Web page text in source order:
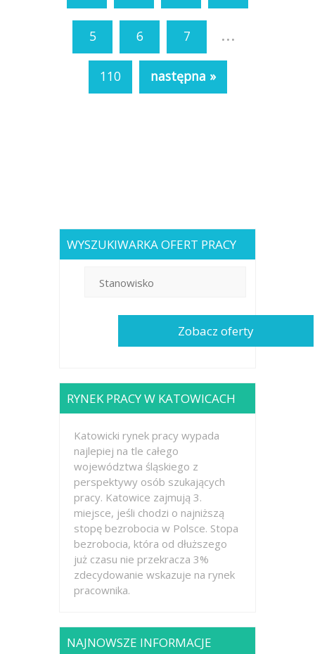
5 6 7 ...
110 następna »
WYSZUKIWARKA OFERT PRACY
RYNEK PRACY W KATOWICACH
Katowicki rynek pracy wypada
najlepiej na tle całego
województwa śląskiego z
perspektywy osób szukających
pracy. Katowice zajmują 3.
miejsce, jeśli chodzi o najniższą
stopę bezrobocia w Polsce. Stopa
bezrobocia, która od dłuższego
już czasu nie przekracza 3%
zdecydowanie wskazuje na rynek
pracownika.
NAJNOWSZE INFORMACJE